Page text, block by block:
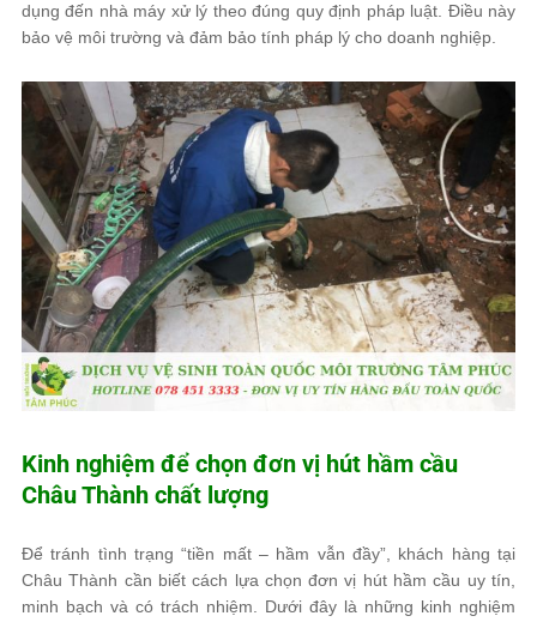
dụng đến nhà máy xử lý theo đúng quy định pháp luật. Điều này
bảo vệ môi trường và đảm bảo tính pháp lý cho doanh nghiệp.
Kinh nghiệm để chọn đơn vị hút hầm cầu
Châu Thành chất lượng
Để tránh tình trạng “tiền mất – hầm vẫn đầy”, khách hàng tại
Châu Thành cần biết cách lựa chọn đơn vị hút hầm cầu uy tín,
minh bạch và có trách nhiệm. Dưới đây là những kinh nghiệm